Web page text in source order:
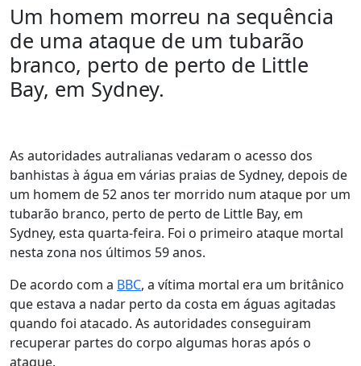
Um homem morreu na sequência
de uma ataque de um tubarão
branco, perto de perto de Little
Bay, em Sydney.
As autoridades autralianas vedaram o acesso dos
banhistas à água em várias praias de Sydney, depois de
um homem de 52 anos ter morrido num ataque por um
tubarão branco, perto de perto de Little Bay, em
Sydney, esta quarta-feira. Foi o primeiro ataque mortal
nesta zona nos últimos 59 anos.
De acordo com a BBC, a vítima mortal era um britânico
que estava a nadar perto da costa em águas agitadas
quando foi atacado. As autoridades conseguiram
recuperar partes do corpo algumas horas após o
ataque.